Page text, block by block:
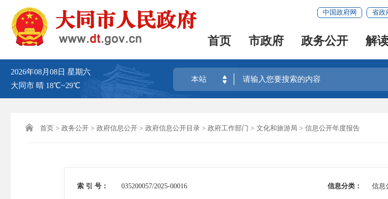
中国政府网 省政
首页 市政府 政务公开 解
2026年08月08日 星期六
大同市 晴 18℃~29℃
本站
 首页 > 政务公开 > 政府信息公开 > 政府信息公开目录 > 政府工作部门 > 文化和旅游局 > 信息公开年度报告
索 引 号： 035200057/2025-00016 信息分类： 信息